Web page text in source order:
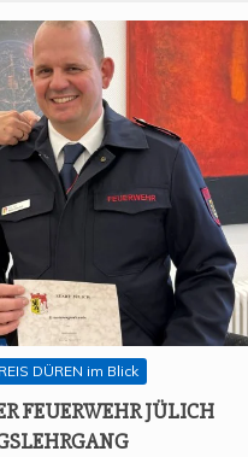
DÜREN im Blick
FEU­ER­WEHR JÜLICH